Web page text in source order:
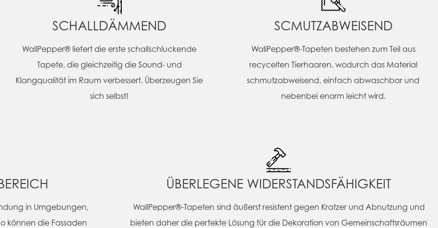
SCHALLDÄMMEND
WallPepper® liefert die erste schallschluckende
Tapete, die gleichzeitig die Sound- und
Klangqualität im Raum verbessert. Überzeugen Sie
sich selbst!
SCMUTZABWEISEND
WallPepper®-Tapeten bestehen zum Teil aus
recycelten Tierhaaren, wodurch das Material
schmutzabweisend, einfach abwaschbar und
nebenbei enorm leicht wird.
in Umgebungen,
können die Fassaden
ÜBERLEGENE WIDERSTANDSFÄHIGKEIT
WallPepper®-Tapeten sind äußerst resistent gegen Kratzer und Abnutzung und
bieten daher die perfekte Lösung für die Dekoration von Gemeinschaftsräumen